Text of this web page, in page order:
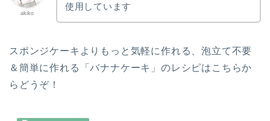
akiko
使用しています
スポンジケーキよりもっと気軽に作れる、泡立て不要
＆簡単に作れる「バナナケーキ」のレシピはこちらか
らどうぞ！